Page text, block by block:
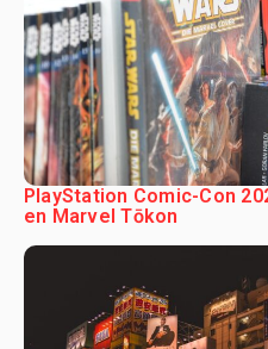
PlayStation Comic-Con
en Marvel Tōkon